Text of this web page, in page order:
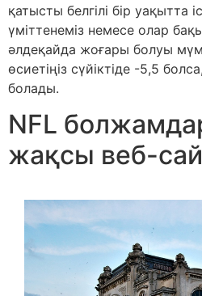
қатысты белгілі бір уақытта
үміттенеміз немесе олар
әлдеқайда жоғары болуы
өсиетіңіз сүйіктіде -5,5
болады.
NFL
жақсы веб-